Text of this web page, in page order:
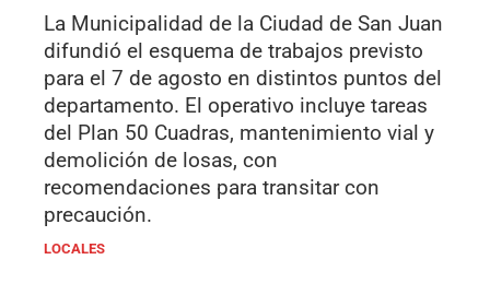
La Municipalidad de la Ciudad de San Juan
difundió el esquema de trabajos previsto
para el 7 de agosto en distintos puntos del
departamento. El operativo incluye tareas
del Plan 50 Cuadras, mantenimiento vial y
demolición de losas, con
recomendaciones para transitar con
precaución.
LOCALES